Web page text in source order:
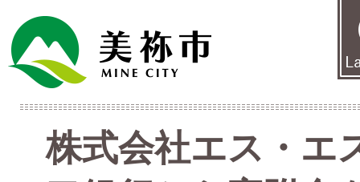
株式会社エス・エ